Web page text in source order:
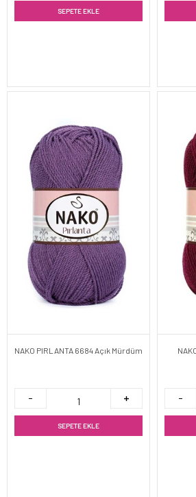
SEPETE EKLE
NAKO PIRLANTA 6684 Açık Mürdüm
SEPETE EKLE